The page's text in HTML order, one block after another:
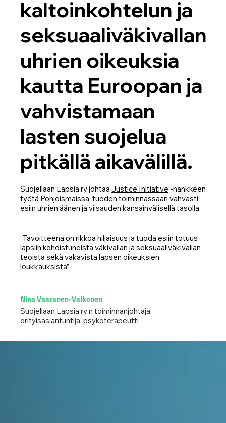
kaltoinkohtelun ja
seksuaaliväkivallan
uhrien oikeuksia
kautta Euroopan ja
vahvistamaan
lasten suojelua
pitkällä aikavälillä.
Suojellaan Lapsia ry johtaaJustice Initiative -hankkeen
työtä Pohjoismaissa, tuoden toiminnassaan vahvasti
esiin uhrien äänen ja viisauden kansainvälisellä tasolla.
”Tavoitteena on rikkoa hiljaisuus ja tuoda esiin totuus
lapsiin kohdistuneista väkivallan ja seksuaaliväkivallan
teoista sekä vakavista lapsen oikeuksien
loukkauksista”
Nina Vaaranen-Valkonen
Suojellaan Lapsia ry:n toiminnanjohtaja,
erityisasiantuntija, psykoterapeutti